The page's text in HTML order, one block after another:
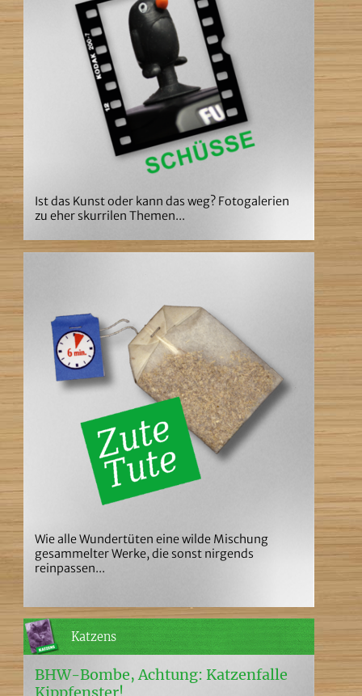
Ist das Kunst oder kann das weg? Fotogalerien
zu eher skurrilen Themen...
Wie alle Wundertüten eine wilde Mischung
gesammelter Werke, die sonst nirgends
reinpassen...
Katzens
BHW-Bombe, Achtung: Katzenfalle